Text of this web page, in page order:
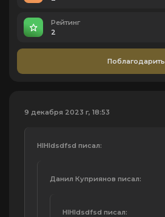
Рейтинг
2
Поблагодарить
9 декабря 2023 г, 18:53
HIHIdsdfsd писал:
Данил Куприянов писал:
HIHIdsdfsd писал: